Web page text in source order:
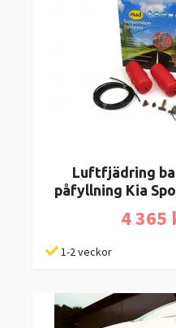
Luftfjädring
påfyllning Kia
4 365
1-2 veckor